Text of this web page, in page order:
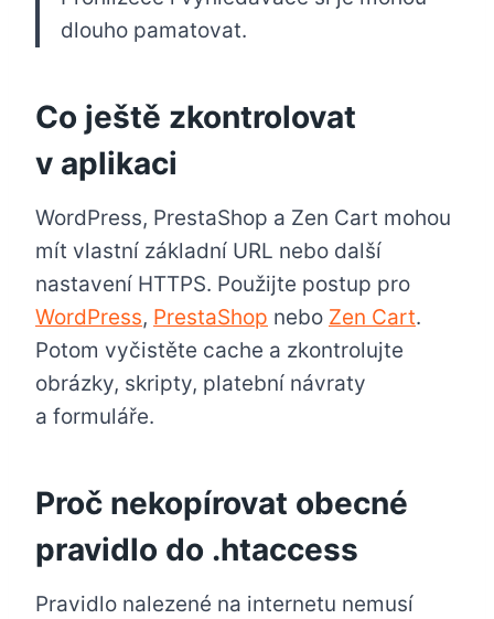
dlouho pamatovat.
Co ještě zkontrolovat
v aplikaci
WordPress, PrestaShop a Zen Cart mohou
mít vlastní základní URL nebo další
nastavení HTTPS. Použijte postup pro
WordPress, PrestaShop nebo Zen Cart.
Potom vyčistěte cache a zkontrolujte
obrázky, skripty, platební návraty
a formuláře.
Proč nekopírovat obecné
pravidlo do .htaccess
Pravidlo nalezené na internetu nemusí